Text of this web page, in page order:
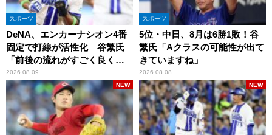
スポーツ
DeNA、エンカーナシオン4番
固定で打線が活性化 谷繁氏
「前後の流れがすごく良くな
りましたね」
2026.08.09
スポーツ
5位・中日、8月は6勝1敗！谷
繁氏「Aクラスの可能性が出て
きていますね」
2026.08.08
NEW NEW